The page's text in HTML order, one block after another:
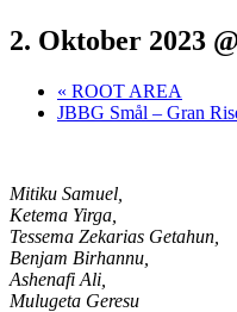
2. Oktober 2023
« ROOT AREA
JBBG Smål – Gran
Mitiku Samuel,
Ketema Yirga,
Tessema Zekarias Getahun,
Benjam Birhannu,
Ashenafi Ali,
Mulugeta Geresu